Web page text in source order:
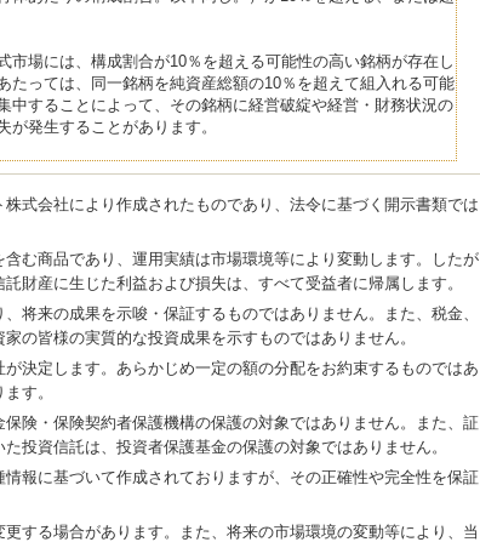
市場には、構成割合が10％を超える可能性の高い銘柄が存在し
たっては、同一銘柄を純資産総額の10％を超えて組入れる可能
中することによって、その銘柄に経営破綻や経営・財務状況の
発生することがあります。
式会社により作成されたものであり、法令に基づく開示書類では
む商品であり、運用実績は市場環境等により変動します。したが
財産に生じた利益および損失は、すべて受益者に帰属します。
将来の成果を示唆・保証するものではありません。また、税金、
の皆様の実質的な投資成果を示すものではありません。
決定します。あらかじめ一定の額の分配をお約束するものではあ
す。
険・保険契約者保護機構の保護の対象ではありません。また、証
投資信託は、投資者保護基金の保護の対象ではありません。
報に基づいて作成されておりますが、その正確性や完全性を保証
する場合があります。また、将来の市場環境の変動等により、当